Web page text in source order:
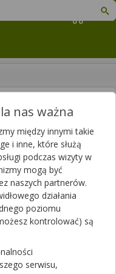
Koszyk
Drukuj/Zapisz
nas ważna
między innymi takie
i inne, które służą
podczas wizyty w
mogą być
naszych partnerów.
działania
poziomu
kontrolować) są
serwisu,